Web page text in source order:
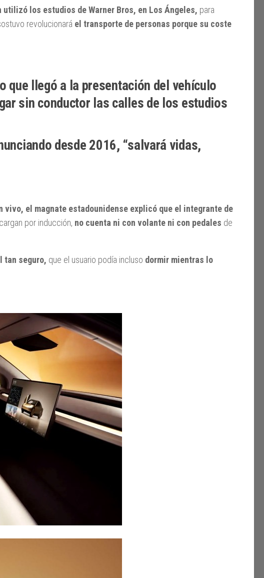
los estudios de Warner Bros, en Los Ángeles, para
revolucionará el transporte de personas porque su coste
que llegó a la presentación del vehículo
sin conductor las calles de los estudios
desde 2016, “salvará vidas,
el magnate estadounidense explicó que el integrante de
por inducción, no cuenta ni con volante ni con pedales de
tan seguro, que el usuario podía incluso dormir mientras lo